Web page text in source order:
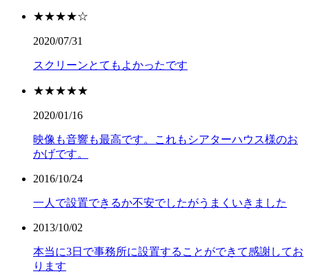
★★★★☆
2020/07/31
スクリーンとてもよかったです
★★★★★
2020/01/16
映像も音響も最高です。これもシアターハウス様のお
かげです。
2016/10/24
一人で設置できるか不安でしたがうまくいきました
2013/10/02
本当に3日で事務所に設置することができて感謝してお
ります